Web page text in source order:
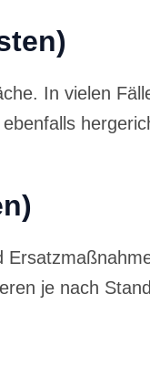
In vielen
je nach